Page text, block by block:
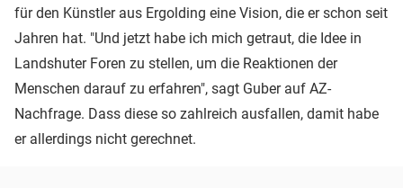
für den Künstler aus Ergolding eine Vision, die er schon seit
Jahren hat. "Und jetzt habe ich mich getraut, die Idee in
Landshuter Foren zu stellen, um die Reaktionen der
Menschen darauf zu erfahren", sagt Guber auf AZ-
Nachfrage. Dass diese so zahlreich ausfallen, damit habe
er allerdings nicht gerechnet.